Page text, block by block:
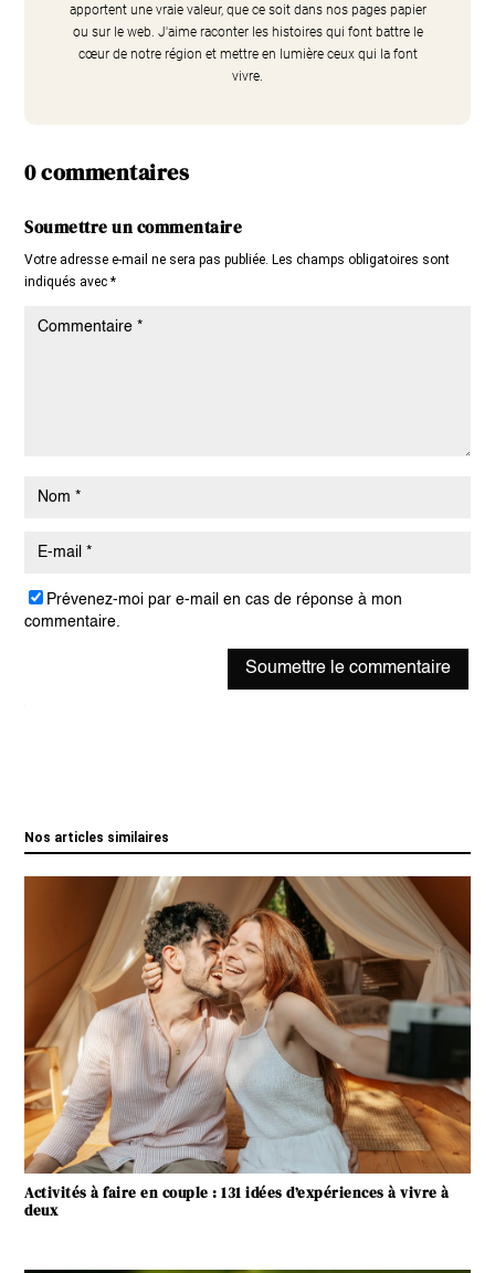
apportent une vraie valeur, que ce soit dans nos pages papier
ou sur le web. J'aime raconter les histoires qui font battre le
cœur de notre région et mettre en lumière ceux qui la font
vivre.
0 commentaires
Soumettre un commentaire
Votre adresse e-mail ne sera pas publiée. Les champs obligatoires sont
indiqués avec*
Prévenez-moi par e-mail en cas de réponse à mon
commentaire.
Soumettre le commentaire
Nos articles similaires
Activités à faire en couple : 131 idées d’expériences à vivre à
deux